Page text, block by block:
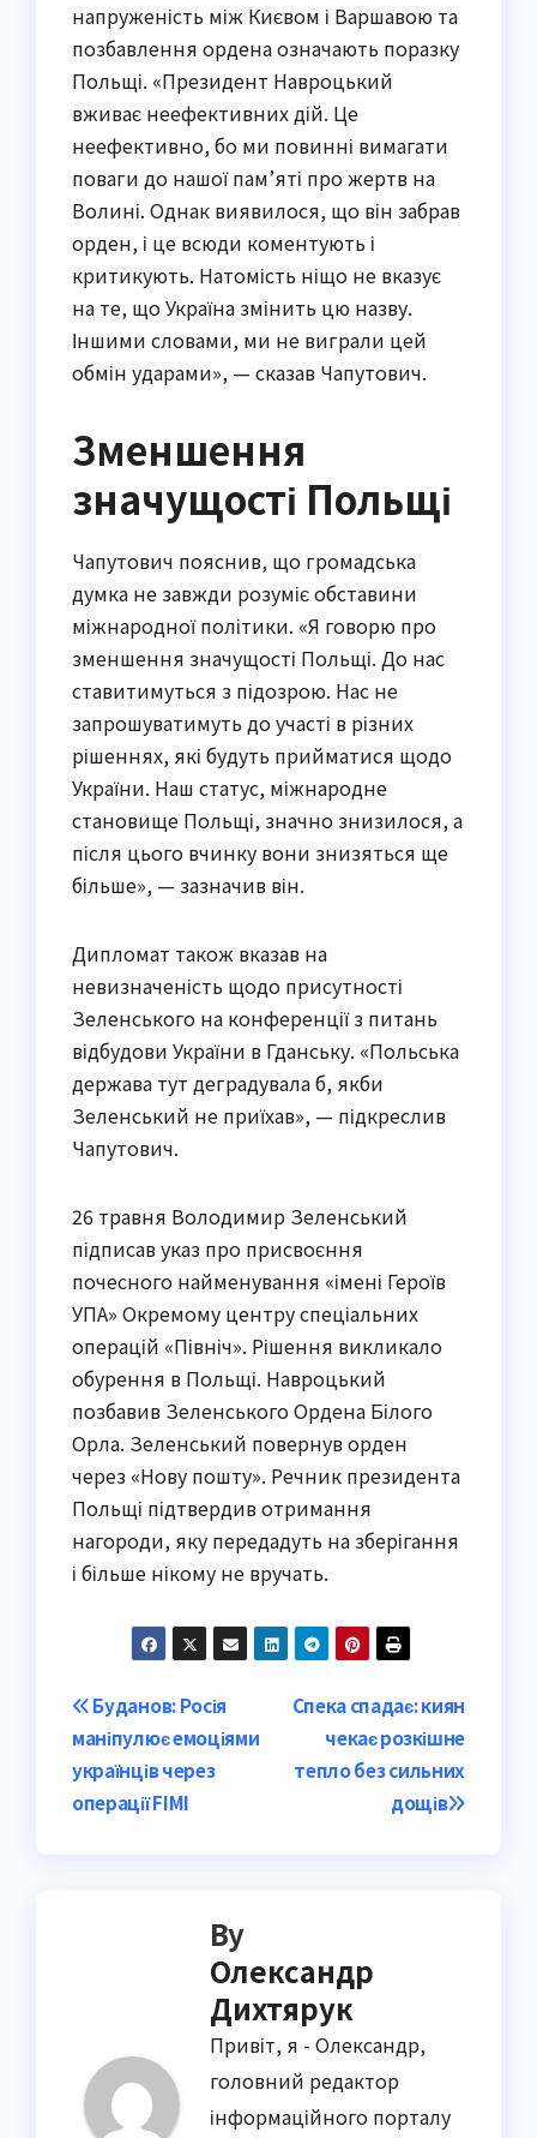
напруженість між Києвом і Варшавою та
позбавлення ордена означають поразку
Польщі. «Президент Навроцький
вживає неефективних дій. Це
неефективно, бо ми повинні вимагати
поваги до нашої пам’яті про жертв на
Волині. Однак виявилося, що він забрав
орден, і це всюди коментують і
критикують. Натомість ніщо не вказує
на те, що Україна змінить цю назву.
Іншими словами, ми не виграли цей
обмін ударами», — сказав Чапутович.
Зменшення
значущості Польщі
Чапутович пояснив, що громадська
думка не завжди розуміє обставини
міжнародної політики. «Я говорю про
зменшення значущості Польщі. До нас
ставитимуться з підозрою. Нас не
запрошуватимуть до участі в різних
рішеннях, які будуть прийматися щодо
України. Наш статус, міжнародне
становище Польщі, значно знизилося, а
після цього вчинку вони знизяться ще
більше», — зазначив він.
Дипломат також вказав на
невизначеність щодо присутності
Зеленського на конференції з питань
відбудови України в Гданську. «Польська
держава тут деградувала б, якби
Зеленський не приїхав», — підкреслив
Чапутович.
26 травня Володимир Зеленський
підписав указ про присвоєння
почесного найменування «імені Героїв
УПА» Окремому центру спеціальних
операцій «Північ». Рішення викликало
обурення в Польщі. Навроцький
позбавив Зеленського Ордена Білого
Орла. Зеленський повернув орден
через «Нову пошту». Речник президента
Польщі підтвердив отримання
нагороди, яку передадуть на зберігання
і більше нікому не вручать.
Post
navigation
Спека спадає: киян
чекає розкішне
тепло без сильних
дощів
Буданов: Росія
маніпулює емоціями
українців через
операції FIMI
By
Олександр
Дихтярук
Привіт, я - Олександр,
головний редактор
інформаційного порталу